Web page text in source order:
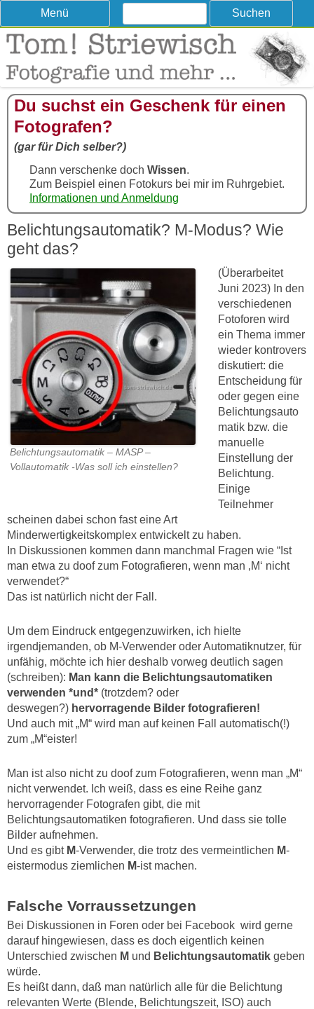
Tom! Striewisch – Fotografieren
lernen
Tipps und Tricks und Meinungen zur Fotografie
Menü
content
Suchen
Du suchst ein Geschenk für einen
Fotografen?
(gar für Dich selber?)
Dann verschenke doch Wissen.
Zum Beispiel einen Fotokurs bei mir im Ruhrgebiet.
Informationen und Anmeldung
Belichtungsautomatik? M-Modus? Wie
geht das?
Belichtungsautomatik – MASP –
Vollautomatik -Was soll ich einstellen?
(Überarbeitet
Juni 2023) In den
verschiedenen
Fotoforen wird
ein Thema immer
wieder kontrovers
diskutiert: die
Entscheidung für
oder gegen eine
Belichtungsauto
matik bzw. die
manuelle
Einstellung der
Belichtung.
Einige
Teilnehmer
scheinen dabei schon fast eine Art
Minderwertigkeitskomplex entwickelt zu haben.
In Diskussionen kommen dann manchmal Fragen wie “Ist
man etwa zu doof zum Fotografieren, wenn man ‚M‘ nicht
verwendet?“
Das ist natürlich nicht der Fall.
Um dem Eindruck entgegenzuwirken, ich hielte
irgendjemanden, ob M-Verwender oder Automatiknutzer, für
unfähig, möchte ich hier deshalb vorweg deutlich sagen
(schreiben): Man kann die Belichtungsautomatiken
verwenden *und* (trotzdem? oder
deswegen?) hervorragende Bilder fotografieren!
Und auch mit „M“ wird man auf keinen Fall automatisch(!)
zum „M“eister!
Man ist also nicht zu doof zum Fotografieren, wenn man „M“
nicht verwendet. Ich weiß, dass es eine Reihe ganz
hervorragender Fotografen gibt, die mit
Belichtungsautomatiken fotografieren. Und dass sie tolle
Bilder aufnehmen.
Und es gibt M-Verwender, die trotz des vermeintlichen M-
eistermodus ziemlichen M-ist machen.
Falsche Vorraussetzungen
Bei Diskussionen in Foren oder bei Facebook wird gerne
darauf hingewiesen, dass es doch eigentlich keinen
Unterschied zwischen M und Belichtungsautomatik geben
würde.
Es heißt dann, daß man natürlich alle für die Belichtung
relevanten Werte (Blende, Belichtungszeit, ISO) auch